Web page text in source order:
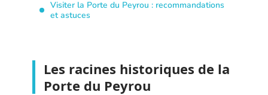
Visiter la Porte du Peyrou : recommandations
et astuces
Les racines historiques de la
Porte du Peyrou